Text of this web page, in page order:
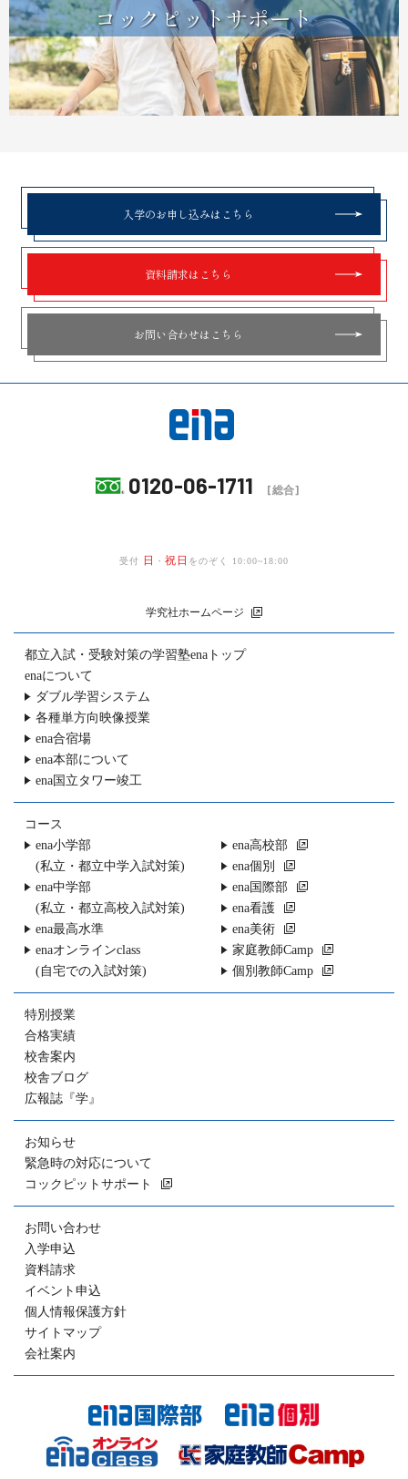
コックピットサポート
入学のお申し込みはこちら
資料請求はこちら
お問い合わせはこちら
0120-06-1711 [総合]
受付 日 ・ 祝日 をのぞく 10:00~18:00
学究社ホームページ
都立入試・受験対策の学習塾enaトップ
enaについて
ダブル学習システム
各種単方向映像授業
ena合宿場
ena本部について
ena国立タワー竣工
コース
ena小学部
(私立・都立中学入試対策)
ena中学部
(私立・都立高校入試対策)
ena最高水準
enaオンラインclass
(自宅での入試対策)
ena高校部
ena個別
ena国際部
ena看護
ena美術
家庭教師Camp
個別教師Camp
特別授業
合格実績
校舎案内
校舎ブログ
広報誌『学』
お知らせ
緊急時の対応について
コックピットサポート
お問い合わせ
入学申込
資料請求
イベント申込
個人情報保護方針
サイトマップ
会社案内